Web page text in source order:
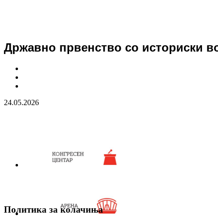
Државно првенство со историски
24.05.2026
Политика за колачиња